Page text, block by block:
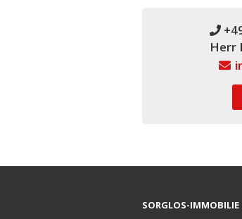

Herr

SORGLOS-IMMOBILIE